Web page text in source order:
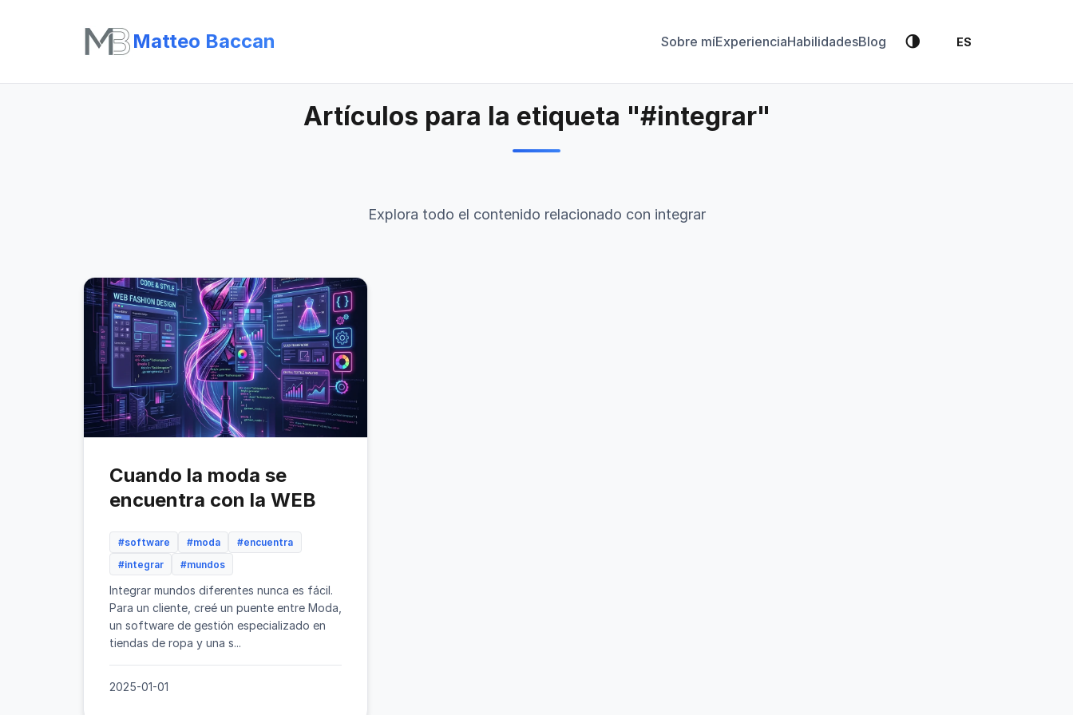
Matteo Baccan Sobre míExperienciaHabilidadesBlog 🌗 ES
Artículos para la etiqueta "#integrar"
Explora todo el contenido relacionado con integrar
Cuando la moda se
encuentra con la WEB
#software #moda
#encuentra
#integrar
#mundos
Integrar mundos diferentes nunca es fácil.
Para un cliente, creé un puente entre Moda,
un software de gestión especializado en
tiendas de ropa y una s...
2025-01-01